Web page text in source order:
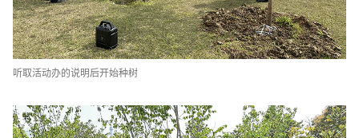
听取活动办的说明后开始种树